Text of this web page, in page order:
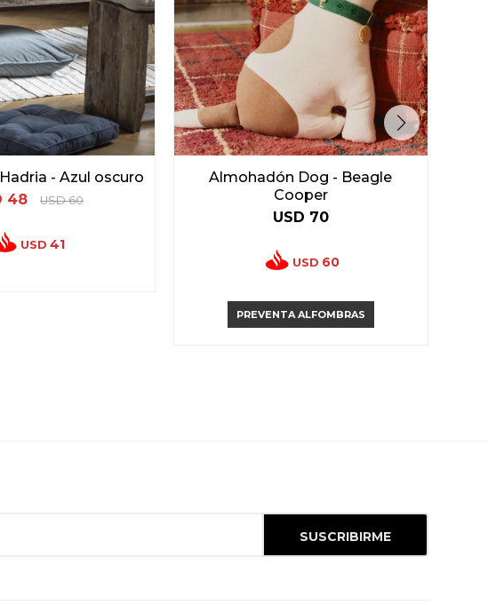
- Azul oscuro
48 USD 60
USD 41
Almohadón Dog - Beagle
Cooper
USD 70
USD 60
PREVENTA ALFOMBRAS
SUSCRIBIRME